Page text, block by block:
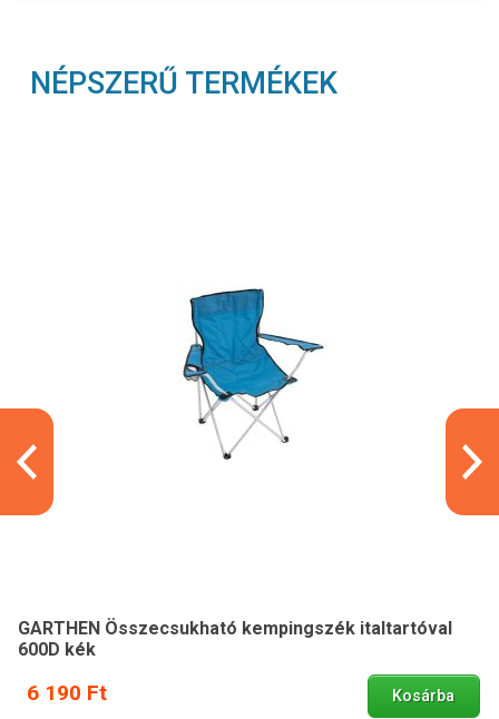
NÉPSZERŰ TERMÉKEK
GARTHEN Összecsukható kempingszék italtartóval
600D kék
6 190 Ft Kosárba